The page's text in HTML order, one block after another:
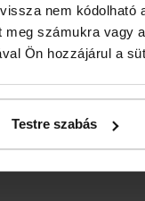
nem kódolható
számukra vagy
Ön hozzájárul a
Testre szabás